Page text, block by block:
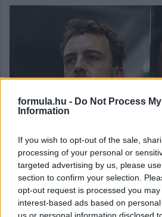
formula.hu - Do Not Process
Information
If you wish to opt-out of the sale,
processing of your personal or
targeted advertising by us, please
section to confirm your selection.
opt-out request is processed you
interest-based ads based on
us or personal information disclosed
Balogh Tamás